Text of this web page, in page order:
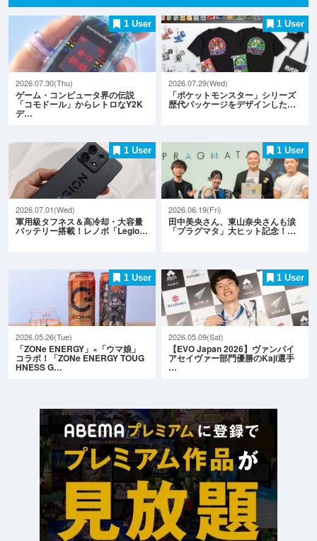
1 User
2026.07.30(Thu)
ゲーム・コンピュータ界の伝説
「コモドール」からレトロなY2K
デ…
1 User
2026.07.29(Wed)
「ポケットモンスター」シリーズ
歴代パッケージをデザインした…
1 User
2026.07.01(Wed)
軍用級タフネス＆高冷却・大容量
バッテリー搭載！レノボ「Legio…
1 User
2026.06.19(Fri)
田中美央さん、東山奈央さんも涙
「プラグマタ」大ヒット記念！…
1 User
2026.05.26(Tue)
「ZONe ENERGY」×「ウマ娘」
コラボ！「ZONe ENERGY TOUG
HNESS G…
1 User
2026.05.09(Sat)
【EVO Japan 2026】ヴァンパイ
アセイヴァー部門優勝のKaji選手
…